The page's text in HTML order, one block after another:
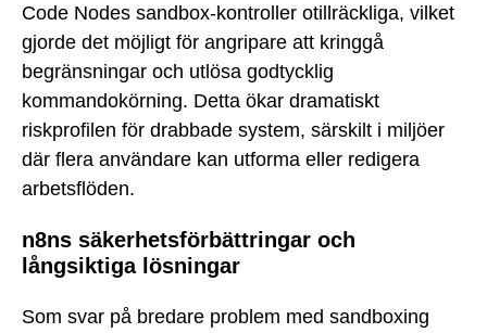
Code Nodes sandbox-kontroller otillräckliga, vilket
gjorde det möjligt för angripare att kringgå
begränsningar och utlösa godtycklig
kommandokörning. Detta ökar dramatiskt
riskprofilen för drabbade system, särskilt i miljöer
där flera användare kan utforma eller redigera
arbetsflöden.
n8ns säkerhetsförbättringar och
långsiktiga lösningar
Som svar på bredare problem med sandboxing